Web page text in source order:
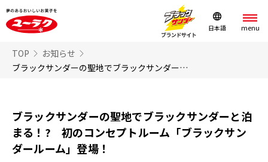
日本語
TOP
お知らせ
ブラックサンダーの聖地でブラックサンダーと泊まる！? 初のコンセプトルーム「ブラックサンダールーム」登場！
ブラックサンダーの聖地でブラックサンダーと泊
まる！? 初のコンセプトルーム「ブラックサン
ダールーム」登場！